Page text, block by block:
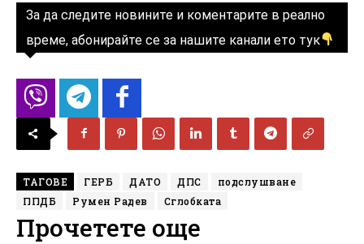
За да следите новините и коментарите в реално
време, абонирайте се за нашите канали ето тук
ТАГОВЕ ГЕРБ ДАТО ДПС
подслушване
ППДБ
Румен Радев Сглобката
Прочетете още